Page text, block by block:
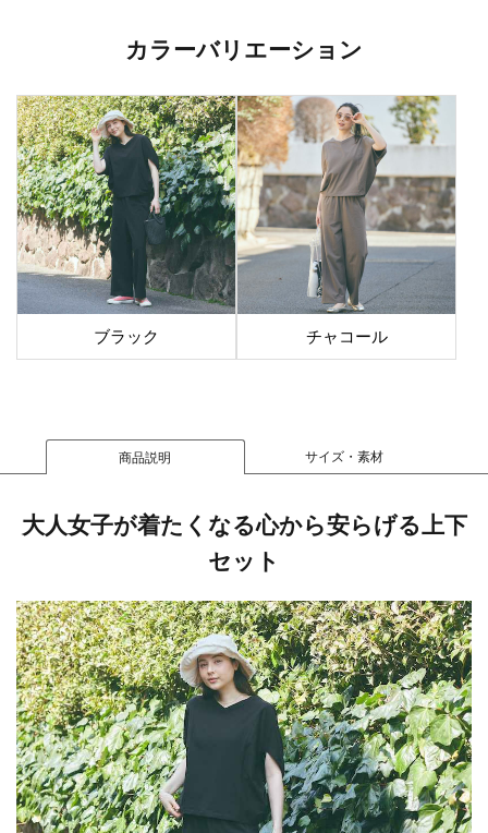
商品説明 サイズ・素材
大人女子が着たくなる心から安らげる上下
セット
カラーバリエーション
ブラック チャコール